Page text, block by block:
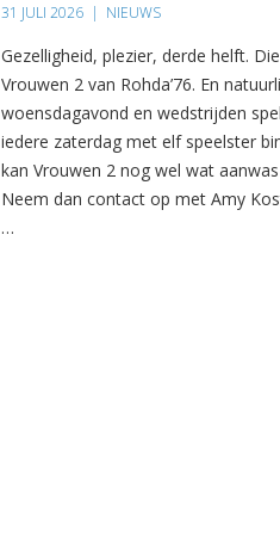
31 JULI 2026 | NIEUWS
Gezelligheid, plezier, derde helft.
Vrouwen 2 van Rohda’76. En
woensdagavond en wedstrijden
iedere zaterdag met elf speelster
kan Vrouwen 2 nog wel wat
Neem dan contact op met Amy
…